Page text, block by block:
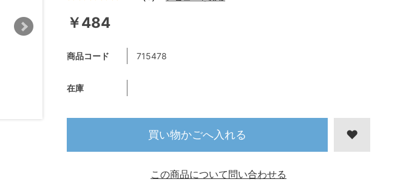
￥484
商品コード 715478
在庫
買い物かごへ入れる
この商品について問い合わせる